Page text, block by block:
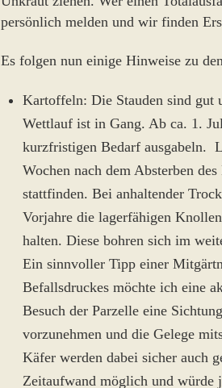
persönlich melden und wir finden
Es folgen nun einige Hinweise zu
Kartoffeln: Die Stauden sind gut
Wettlauf ist in Gang. Ab ca. 1.
kurzfristigen Bedarf ausgabeln.
Wochen nach dem Absterben
stattfinden. Bei anhaltender
Vorjahre die lagerfähigen
halten. Diese bohren sich im
Ein sinnvoller Tipp einer
Befallsdruckes möchte ich eine
Besuch der Parzelle eine
vorzunehmen und die Gelege
Käfer werden dabei sicher auch
Zeitaufwand möglich und würde